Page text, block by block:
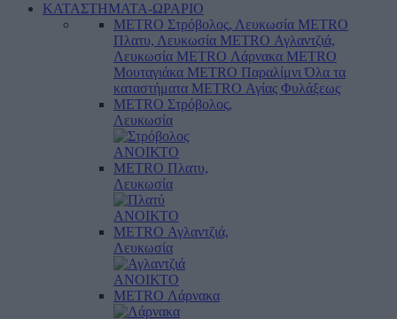
ΚΑΤΑΣΤΗΜΑΤΑ-ΩΡΑΡΙΟ
METRO Στρόβολος, Λευκωσία METRO
Πλατυ, Λευκωσία METRO Αγλαντζιά,
Λευκωσία METRO Λάρνακα METRO
Μουταγιάκα METRO Παραλίμνι Όλα τα
καταστήματα METRO Αγίας Φυλάξεως
METRO Στρόβολος,
Λευκωσία
ΑΝΟΙΚΤΟ
METRO Πλατυ,
Λευκωσία
ΑΝΟΙΚΤΟ
METRO Αγλαντζιά,
Λευκωσία
ΑΝΟΙΚΤΟ
METRO Λάρνακα